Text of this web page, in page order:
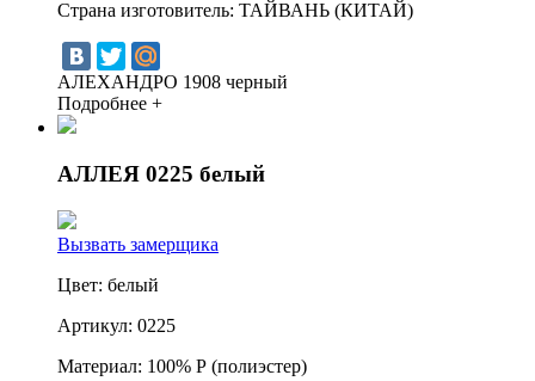
Страна изготовитель: ТАЙВАНЬ (КИТАЙ)
АЛЕХАНДРО 1908 черный
Подробнее +
АЛЛЕЯ 0225 белый
Вызвать замерщика
Цвет: белый
Артикул: 0225
Материал: 100% Р (полиэстер)